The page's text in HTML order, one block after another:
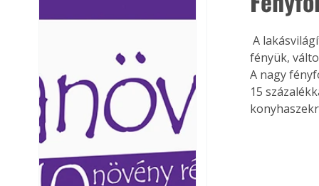
Ezermester
mert: – t
A lakásvilágítás mind ez ideig legkedveltebb fényforrásai az izzólámpák. Meleg, otthonos
fényük,
A nagy
15